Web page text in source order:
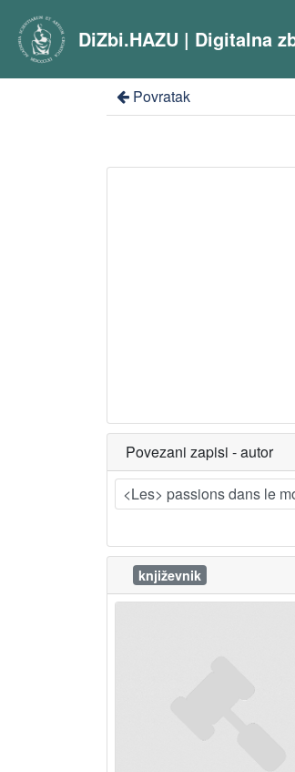
DiZbi.HAZU | Digitalna
Povratak
Povezani zapisi - autor
<Les> passions dans le
književnik